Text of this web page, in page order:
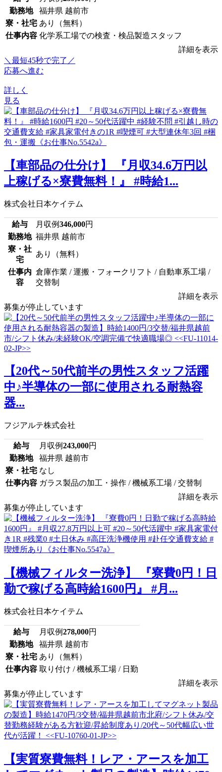
勤務地
福井県 越前市
寮・社宅 あり（無料）
仕事内容 化学系工場での検査・検品製造スタッフ
詳細を表示
＼最短45秒で完了／
応募へ進む
詳しく
見る
【車部品の仕分け】 『月収34.6万円以
上稼げる×寮費無料！』 #時給1...
株式会社日本ケイテム
給与 月収例346,000円
勤務地 福井県 越前市
寮・社
宅
あり（無料）
仕事内
容
倉庫作業 / 運搬・フォークリフト / 自動車系工場 /
交替制
詳細を表示
募集が停止しています
【20代～50代前半の男性スタッフ活躍
中♪半導体の一部に使用される耐熱容
器...
フジアルテ株式会社
給与 月収例243,000円
勤務地
福井県 越前市
寮・社宅 なし
仕事内容 ガラス製品の加工・操作 / 機械系工場 / 交替制
詳細を表示
募集が停止しています
【機械フィルター洗浄】 『寮費0円！日
勤で稼げる高時給1600円』 #月...
株式会社日本ケイテム
給与 月収例278,000円
勤務地
福井県 越前市
寮・社宅 あり（無料）
仕事内容 取り付け / 機械系工場 / 日勤
詳細を表示
募集が停止しています
【実質寮費無料！レア・アースを加工